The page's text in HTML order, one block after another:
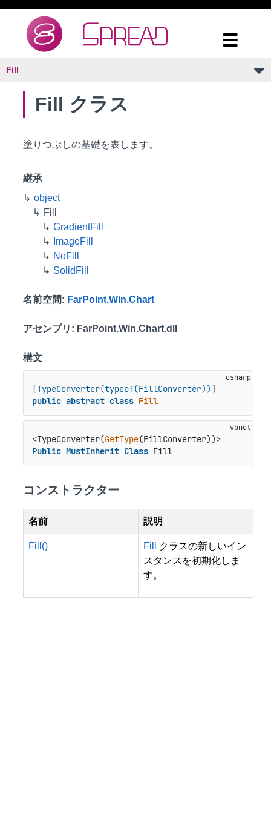
Fill
Fill クラス
塗りつぶしの基礎を表します。
継承
object
Fill
GradientFill
ImageFill
NoFill
SolidFill
名前空間: FarPoint.Win.Chart
アセンブリ : FarPoint.Win.Chart.dll
構文
[TypeConverter(typeof(FillConverter))
public abstract class Fill
<TypeConverter(GetType
(FillConverter))>
Public MustInherit Class Fill
コンストラクター
名前 説明
Fill() Fill
クラスの新しいイン
スタンスを初期化しま
す。